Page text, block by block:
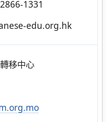
1331
edu.org.hk
移中心